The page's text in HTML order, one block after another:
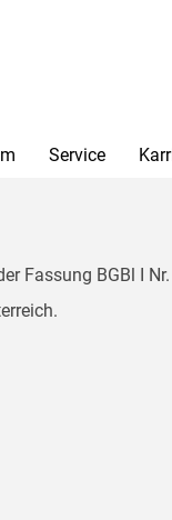
Service
Fassung BGBl I